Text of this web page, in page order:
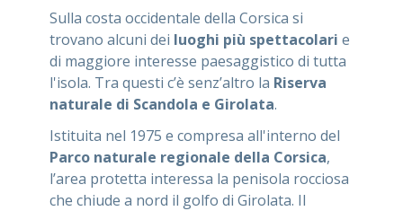
Sulla costa occidentale della Corsica si
trovano alcuni dei luoghi più spettacolari e
di maggiore interesse paesaggistico di tutta
l'isola. Tra questi c’è senz’altro la Riserva
naturale di Scandola e Girolata.
Istituita nel 1975 e compresa all'interno del
Parco naturale regionale della Corsica,
l’area protetta interessa la penisola rocciosa
che chiude a nord il golfo di Girolata. Il